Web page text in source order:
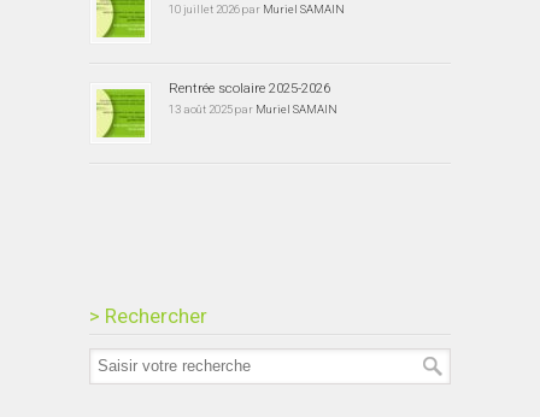
10 juillet 2026 par Muriel SAMAIN
Rentrée scolaire 2025-2026
13 août 2025 par Muriel SAMAIN
> Rechercher